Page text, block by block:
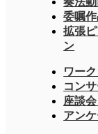
委嘱
拡張
ン
ワー
コン
座談
アン